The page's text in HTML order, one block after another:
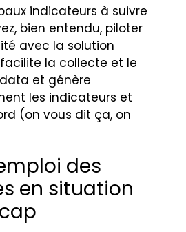
indicateurs à suivre
bien entendu, piloter
avec la solution
facilite la collecte et le
et génère
les indicateurs et
(on vous dit ça, on
des
en situation